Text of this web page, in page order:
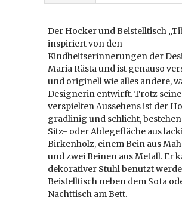
Der Hocker und Beistelltisch
inspiriert von den
Kindheitserinnerungen der
Maria Rästa und ist genauso
und originell wie alles andere,
Designerin entwirft. Trotz
verspielten Aussehens ist der
gradlinig und schlicht,
Sitz- oder Ablegefläche aus
Birkenholz, einem Bein aus
und zwei Beinen aus Metall. Er
dekorativer Stuhl benutzt
Beistelltisch neben dem Sofa
Nachttisch am Bett.